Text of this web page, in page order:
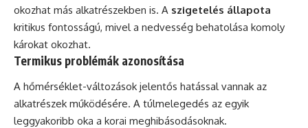
okozhat más alkatrészekben is. A szigetelés állapota
kritikus fontosságú, mivel a nedvesség behatolása komoly
károkat okozhat.
Termikus problémák azonosítása
A hőmérséklet-változások jelentős hatással vannak az
alkatrészek működésére. A túlmelegedés az egyik
leggyakoribb oka a korai meghibásodásoknak.